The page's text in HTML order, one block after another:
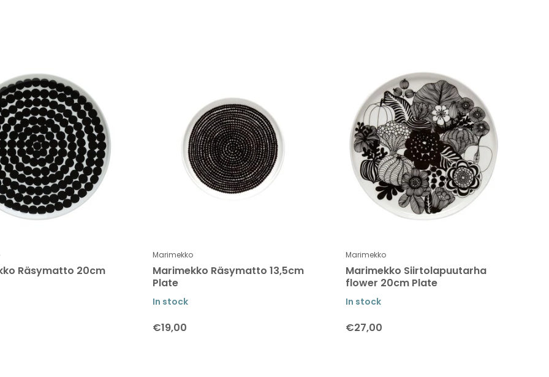
Räsymatto 20cm
Marimekko
Marimekko Räsymatto 13,5cm
Plate
In stock
€19,00
Marimekko
Marimekko Siirtolapuutarha
flower 20cm Plate
In stock
€27,00